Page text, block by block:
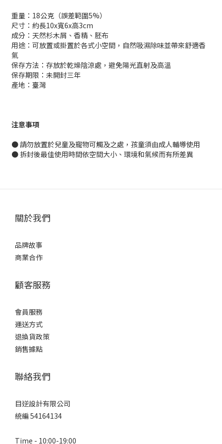
重量：18公克（誤差範圍5%）
尺寸：約長10x寬6x高3cm
成分：天然杉木屑、香精、胚布
用途：可放置或掛置於各式小空間，自然吸濕除味並帶來舒適香
氣
保存方法：存放於乾燥陰涼處，避免陽光直射及高溫
保存期限：未開封三年
產地：臺灣
注意事項
● 請勿放置於兒童及寵物可觸及之處，孩童須由成人輔導使用
● 拆封後最佳使用時間依空間大小、環境和氣候而有所差異
關於我們
品牌故事
商業合作
顧客服務
會員服務
運送方式
退換貨政策
銷售據點
聯絡我們
目逆設計有限公司
統編 54164134
Time - 10:00-19:00